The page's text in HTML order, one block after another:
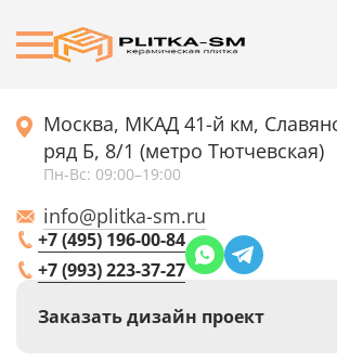
Москва, МКАД 41-й км,
ряд Б, 8/1 (метро Тютчевская)
Пн-Вс: 09:00–19:00
info@plitka-sm.ru
+7 (495) 196-00-84
+7 (993) 223-37-27
Заказать дизайн проект